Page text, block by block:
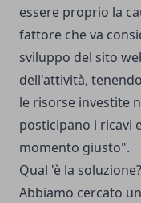
essere proprio la
fattore che va
sviluppo del sito
dell'attività,
le risorse investite
posticipano i ricavi
momento giusto".
Qual 'è la soluzione?
Abbiamo cercato